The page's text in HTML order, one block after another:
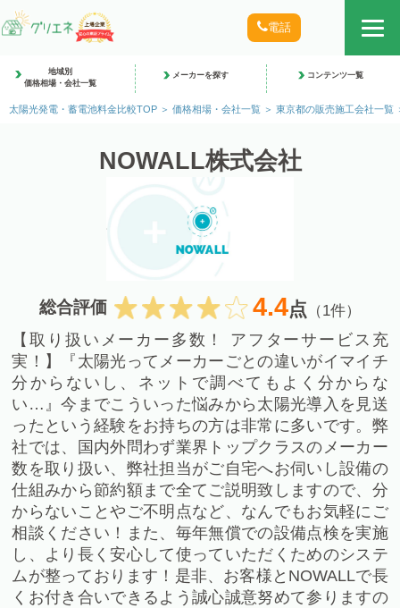
電話
地域別
価格相場・会社一覧
メーカーを探す コンテンツ一覧
太陽光発電・蓄電池料金比較TOP 価格相場・会社一覧 東京都の販売施工会社一覧
NOWALL株式会社
総合評価 4.4点 （1件）
【取り扱いメーカー多数！ アフターサービス充
実！】『太陽光ってメーカーごとの違いがイマイチ
分からないし、ネットで調べてもよく分からな
い…』今までこういった悩みから太陽光導入を見送
ったという経験をお持ちの方は非常に多いです。弊
社では、国内外問わず業界トップクラスのメーカー
数を取り扱い、弊社担当がご自宅へお伺いし設備の
仕組みから節約額まで全てご説明致しますので、分
からないことやご不明点など、なんでもお気軽にご
相談ください！また、毎年無償での設備点検を実施
し、より長く安心して使っていただくためのシステ
ムが整っております！是非、お客様とNOWALLで長
くお付き合いできるよう誠心誠意努めて参りますの